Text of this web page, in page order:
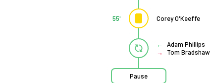
Corey O'Keeffe
55'
Adam Phillips
Tom Bradshaw
Pause